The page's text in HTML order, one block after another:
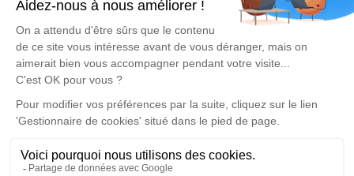
Un service de plantation d’arbre hommage est
disponible ici.
Cérémonie civile
vendredi 06 janvier 2023 à 12h00
Crématorium de la Métropole Nice Côte